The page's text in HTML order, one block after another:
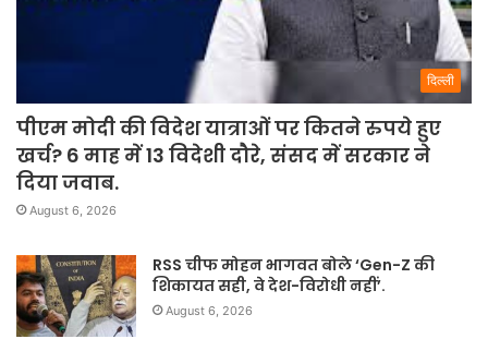
दिल्ली
पीएम मोदी की विदेश यात्राओं पर कितने रुपये हुए
खर्च? 6 माह में 13 विदेशी दौरे, संसद में सरकार ने
दिया जवाब.
August 6, 2026
RSS चीफ मोहन भागवत बोले ‘Gen-Z की
शिकायत सही, वे देश-विरोधी नहीं’.
August 6, 2026